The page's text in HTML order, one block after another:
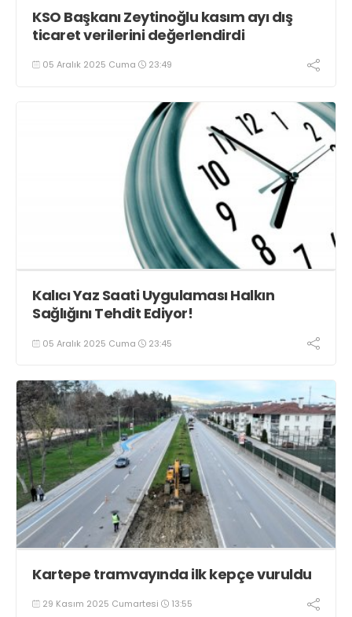
KSO Başkanı Zeytinoğlu kasım ayı dış
ticaret verilerini değerlendirdi
05 Aralık 2025 Cuma 23:49
Kalıcı Yaz Saati Uygulaması Halkın
Sağlığını Tehdit Ediyor!
05 Aralık 2025 Cuma 23:45
Kartepe tramvayında ilk kepçe vuruldu
29 Kasım 2025 Cumartesi 13:55